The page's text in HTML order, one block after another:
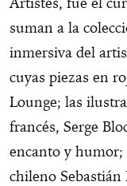
suman a la
inmersiva del
cuyas piezas en
Lounge; las
francés, Serge
encanto y humor;
chileno